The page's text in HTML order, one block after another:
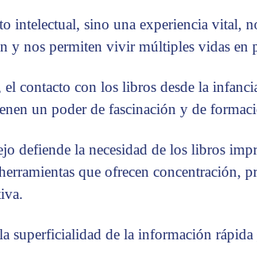
intelectual, sino una experiencia vital,
y nos permiten vivir múltiples vidas en
el contacto con los libros desde la
un poder de fascinación y de
defiende la necesidad de los libros
que ofrecen concentración,
superficialidad de la información rápida